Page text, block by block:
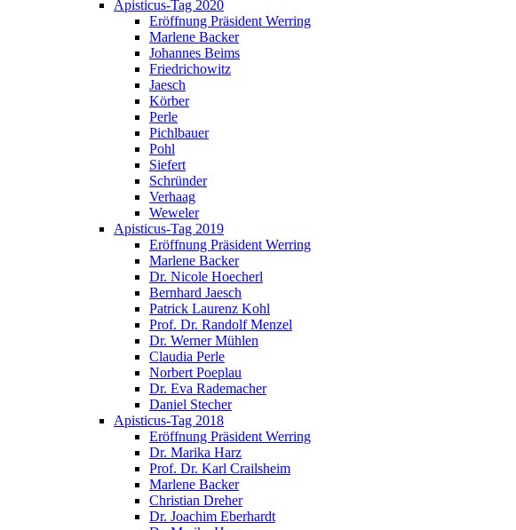
Apisticus-Tag 2020
Eröffnung Präsident Werring
Marlene Backer
Johannes Beims
Friedrichowitz
Jaesch
Körber
Perle
Pichlbauer
Pohl
Siefert
Schründer
Verhaag
Weweler
Apisticus-Tag 2019
Eröffnung Präsident Werring
Marlene Backer
Dr. Nicole Hoecherl
Bernhard Jaesch
Patrick Laurenz Kohl
Prof. Dr. Randolf Menzel
Dr. Werner Mühlen
Claudia Perle
Norbert Poeplau
Dr. Eva Rademacher
Daniel Stecher
Apisticus-Tag 2018
Eröffnung Präsident Werring
Dr. Marika Harz
Prof. Dr. Karl Crailsheim
Marlene Backer
Christian Dreher
Dr. Joachim Eberhardt